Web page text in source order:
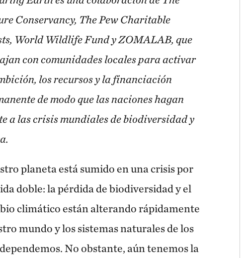
Conservancy, The Pew Charitable
World Wildlife Fund y ZOMALAB, que
con comunidades locales para activar
los recursos y la financiación
de modo que las naciones hagan
a las crisis mundiales de biodiversidad y
planeta está sumido en una crisis por
doble: la pérdida de biodiversidad y el
climático están alterando rápidamente
mundo y los sistemas naturales de los
No obstante, aún tenemos la